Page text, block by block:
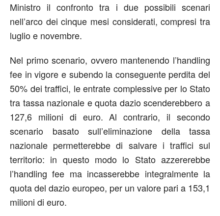
Ministro il confronto tra i due possibili scenari
nell’arco dei cinque mesi considerati, compresi tra
luglio e novembre.
Nel primo scenario, ovvero mantenendo l’handling
fee in vigore e subendo la conseguente perdita del
50% dei traffici, le entrate complessive per lo Stato
tra tassa nazionale e quota dazio scenderebbero a
127,6 milioni di euro. Al contrario, il secondo
scenario basato sull’eliminazione della tassa
nazionale permetterebbe di salvare i traffici sul
territorio: in questo modo lo Stato azzererebbe
l’handling fee ma incasserebbe integralmente la
quota del dazio europeo, per un valore pari a 153,1
milioni di euro.